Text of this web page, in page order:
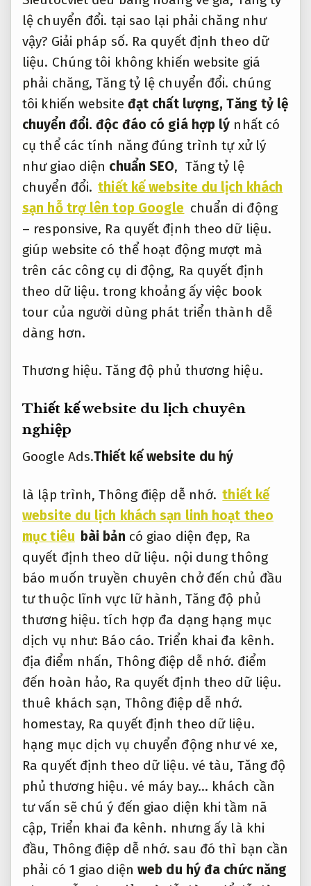
lệ chuyển đổi. tại sao lại phải chăng như
vậy? Giải pháp số. Ra quyết định theo dữ
liệu. Chúng tôi không khiến website giá
phải chăng,Tăng tỷ lệ chuyển đổi. chúng
tôi khiến website đạt chất lượng,Tăng tỷ lệ
chuyển đổi. độc đáo có giá hợp lý nhất có
cụ thể các tính năng đúng trình tự xử lý
như giao diện chuẩn SEO, Tăng tỷ lệ
chuyển đổi. thiết kế website du lịch khách
sạn hỗ trợ lên top Google chuẩn di động
– responsive, Ra quyết định theo dữ liệu.
giúp website có thể hoạt động mượt mà
trên các công cụ di động, Ra quyết định
theo dữ liệu. trong khoảng ấy việc book
tour của người dùng phát triển thành dễ
dàng hơn.
Thương hiệu. Tăng độ phủ thương hiệu.
Thiết kế website du lịch chuyên
nghiệp
Google Ads.Thiết kế website du hý
là lập trình,Thông điệp dễ nhớ. thiết kế
website du lịch khách sạn linh hoạt theo
mục tiêu bài bản có giao diện đẹp, Ra
quyết định theo dữ liệu. nội dung thông
báo muốn truyền chuyên chở đến chủ đầu
tư thuộc lĩnh vực lữ hành, Tăng độ phủ
thương hiệu. tích hợp đa dạng hạng mục
dịch vụ như: Báo cáo. Triển khai đa kênh.
địa điểm nhấn, Thông điệp dễ nhớ. điểm
đến hoàn hảo, Ra quyết định theo dữ liệu.
thuê khách sạn, Thông điệp dễ nhớ.
homestay, Ra quyết định theo dữ liệu.
hạng mục dịch vụ chuyển động như vé xe,
Ra quyết định theo dữ liệu. vé tàu, Tăng độ
phủ thương hiệu. vé máy bay… khách cần
tư vấn sẽ chú ý đến giao diện khi tầm nã
cập, Triển khai đa kênh. nhưng ấy là khi
đầu, Thông điệp dễ nhớ. sau đó thì bạn cần
phải có 1 giao diện web du hý đa chức năng